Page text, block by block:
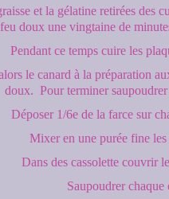
et la gélatine retirées des
feu doux une vingtaine de
Pendant ce temps cuire les
le canard à la préparation
doux. Pour terminer
Déposer 1/6e de la farce sur
Mixer en une purée fine
Dans des cassolette couvrir
Saupoudrer chaque